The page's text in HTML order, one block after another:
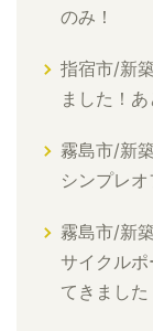
のみ！
指宿市/新
ました！
霧島市/新
シンプレ
霧島市/新
サイクルポ
てきました